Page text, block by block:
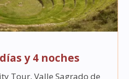
y 4 noches
Tour, Valle Sagrado de